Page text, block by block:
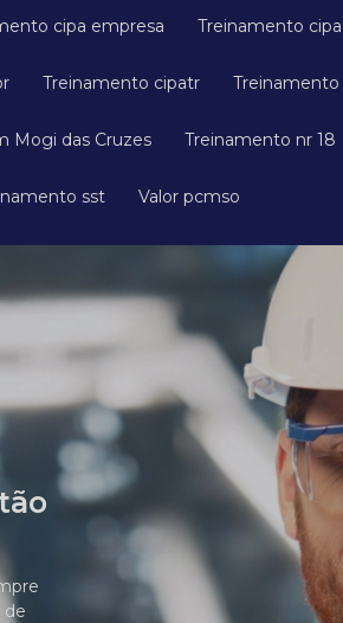
cipa empresa Treinamento
Treinamento cipatr
Mogi das Cruzes Treinamento nr 18
sst Valor pcmso
de